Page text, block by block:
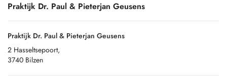
Praktijk Dr. Paul & Pieterjan Geusens
Praktijk Dr. Paul & Pieterjan Geusens
2 Hasseltsepoort,
3740 Bilzen